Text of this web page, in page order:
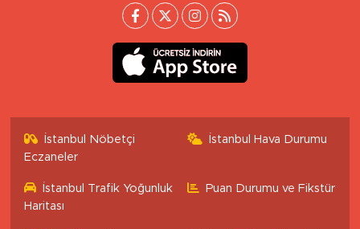
İstanbul Nöbetçi
Eczaneler
İstanbul Hava Durumu
İstanbul Trafik Yoğunluk
Haritası
Puan Durumu ve Fikstür